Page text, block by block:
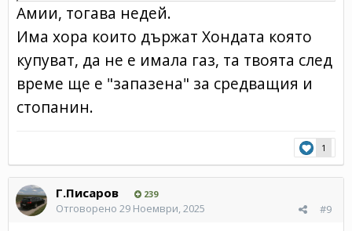
Амии, тогава недей.
Има хора които държат Хондата която
купуват, да не е имала газ, та твоята след
време ще е "запазена" за средващия и
стопанин.
1
Г.Писаров 239
#9
Отговорено 29 Ноември, 2025